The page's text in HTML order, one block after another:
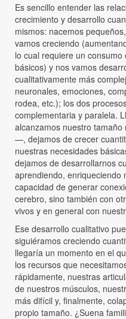
Es sencillo entender las
crecimiento y desarrollo
mismos: nacemos
vamos creciendo
lo cual requiere un
básicos) y nos vamos
cualitativamente más
neuronales, emociones,
rodea, etc.); los dos
complementaria y paralela.
alcanzamos nuestro
—, dejamos de crecer
nuestras necesidades
dejamos de desarrollarnos
aprendiendo, enriqueciendo
capacidad de generar
cerebro, sino también con
vivos y en general con
Ese desarrollo cualitativo
siguiéramos creciendo
llegaría un momento en el
los recursos que
rápidamente, nuestras
de nuestros músculos,
más difícil y, finalmente,
propio tamaño. ¿Suena